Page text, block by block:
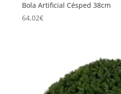
Bola Artificial Césped 38cm
64,02€